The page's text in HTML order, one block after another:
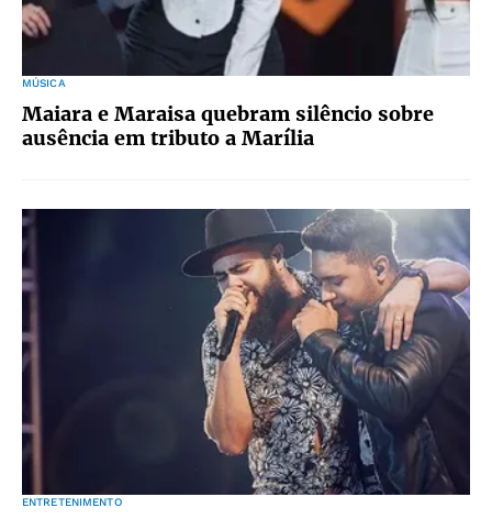
MÚSICA
Maiara e Maraisa quebram silêncio sobre
ausência em tributo a Marília
ENTRETENIMENTO